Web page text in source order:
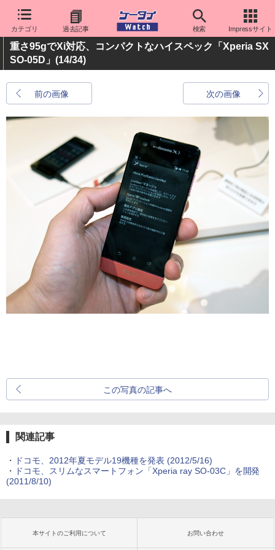
カテゴリ 過去記事 検索 Impressサイト
重さ95gでXi対応、コンパクトなハイスペック「Xperia SX
SO-05D」 (14/34)
前の画像 次の画像
この写真の記事へ
関連記事
・ ドコモ、2012年夏モデル19機種を発表 (2012/5/16)
・
ドコモ、スリムなスマートフォン「Xperia ray SO-03C」を開発
(2011/8/10)
本サイトのご利用について お問い合わせ